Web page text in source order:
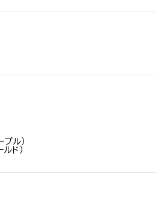
プル）
ド）